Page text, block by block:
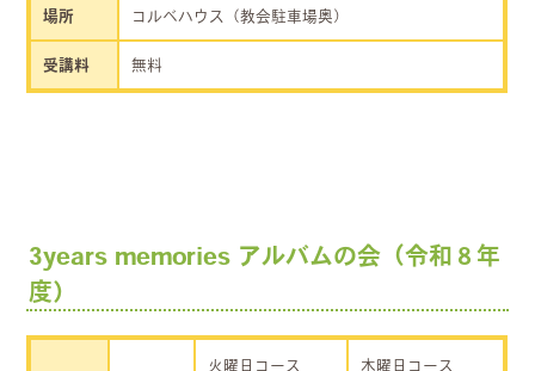
場所 コルベハウス（教会駐車場奥）
受講料 無料
3years memories アルバムの会（令和８年
度）
火曜日コース 木曜日コース